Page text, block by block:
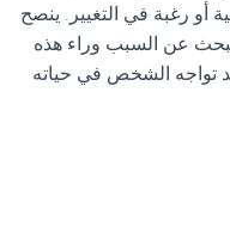
أو رغبة في التغيير. ينصح
عن السبب وراء هذه
تواجه الشخص في حياته